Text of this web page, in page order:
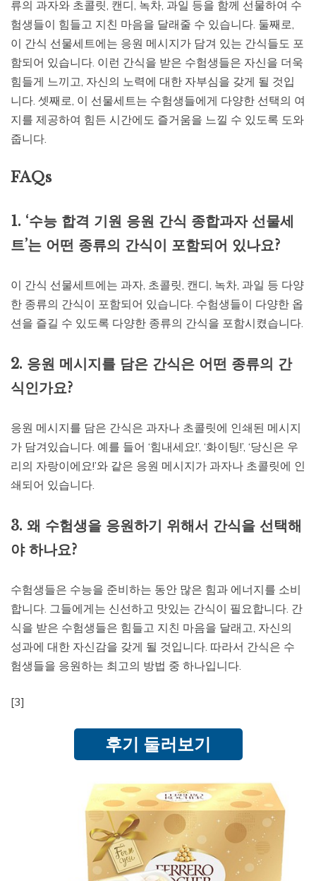
류의 과자와 초콜릿, 캔디, 녹차, 과일 등을 함께 선물하여 수
험생들이 힘들고 지친 마음을 달래줄 수 있습니다. 둘째로,
이 간식 선물세트에는 응원 메시지가 담겨 있는 간식들도 포
함되어 있습니다. 이런 간식을 받은 수험생들은 자신을 더욱
힘들게 느끼고, 자신의 노력에 대한 자부심을 갖게 될 것입
니다. 셋째로, 이 선물세트는 수험생들에게 다양한 선택의 여
지를 제공하여 힘든 시간에도 즐거움을 느낄 수 있도록 도와
줍니다.
FAQs
1. ‘수능 합격 기원 응원 간식 종합과자 선물세
트’는 어떤 종류의 간식이 포함되어 있나요?
이 간식 선물세트에는 과자, 초콜릿, 캔디, 녹차, 과일 등 다양
한 종류의 간식이 포함되어 있습니다. 수험생들이 다양한 옵
션을 즐길 수 있도록 다양한 종류의 간식을 포함시켰습니다.
2. 응원 메시지를 담은 간식은 어떤 종류의 간
식인가요?
응원 메시지를 담은 간식은 과자나 초콜릿에 인쇄된 메시지
가 담겨있습니다. 예를 들어 ‘힘내세요!’, ‘화이팅!’, ‘당신은 우
리의 자랑이에요!’와 같은 응원 메시지가 과자나 초콜릿에 인
쇄되어 있습니다.
3. 왜 수험생을 응원하기 위해서 간식을 선택해
야 하나요?
수험생들은 수능을 준비하는 동안 많은 힘과 에너지를 소비
합니다. 그들에게는 신선하고 맛있는 간식이 필요합니다. 간
식을 받은 수험생들은 힘들고 지친 마음을 달래고, 자신의
성과에 대한 자신감을 갖게 될 것입니다. 따라서 간식은 수
험생들을 응원하는 최고의 방법 중 하나입니다.
[3]
후기 둘러보기